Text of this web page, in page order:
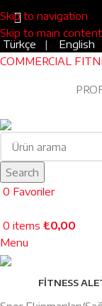
Skip to navigation
Skip to main content
Türkçe |
English
COMMERCIAL
Search
0 Favoriler
0 items ₺0,00
Menu
FITNESS